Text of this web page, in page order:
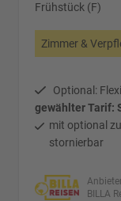
Frühstück (F)
Zimmer &
Optional:
gewählter Tarif:
mit optional
stornierbar
BILLA